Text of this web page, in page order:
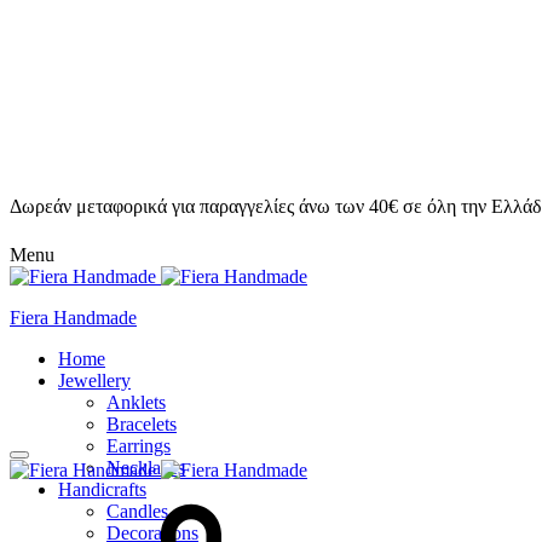
Δωρεάν μεταφορικά για παραγγελίες άνω των 40€ σε όλη την
Menu
Fiera Handmade
Home
Jewellery
Anklets
Bracelets
Earrings
Necklaces
Handicrafts
Candles
Decorations